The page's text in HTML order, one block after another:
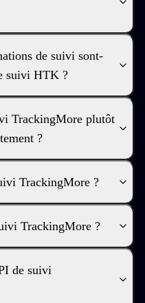
de suivi sont-
suivi HTK ?
TrackingMore plutôt
?
TrackingMore ?
TrackingMore ?
de suivi